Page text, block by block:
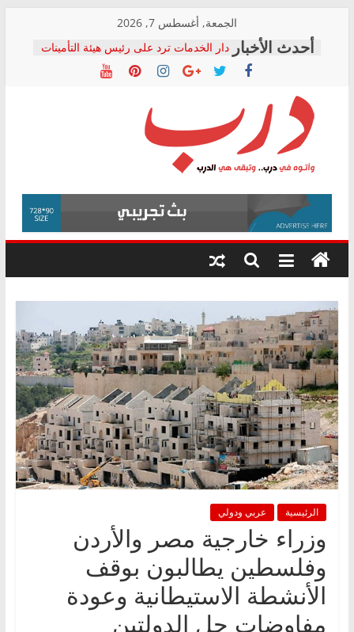
content
الجمعة, أغسطس 7, 2026
دار الخدمات ترد على رئيس هيئة التأمينات
بعد مؤتمره الصحفي: إنكار الأزمة لا ينهي
معاناة أصحاب المعاشات.. ونطالب بكشف
فرحات سليمان يكتب: القطاع الصحي إلى
أين؟
حزب التحالف الشعبي يطلق لجنة “الحق
في الصحة” بالإسكندرية لرصد الانتهاكات
ودعم المرضى
الوزاري لمدينة الصحفيين.. وانتهاء أعمال
إنشاء المبنى الإداري
المجلس القومي لحقوق الإنسان يعلن
متابعة قضية الدكتور محمد زهران.. ويؤكد:
قرينة البراءة وضمانات المحاكمة العادلة
درب
وأتوه
درب..
وتبقى
هي
الرئيسية عربي ودولي
وزراء خارجية مصر والأردن
وفلسطين يطالبون بوقف
الأنشطة الاستيطانية وعودة
مفاوضات حل الدولتين